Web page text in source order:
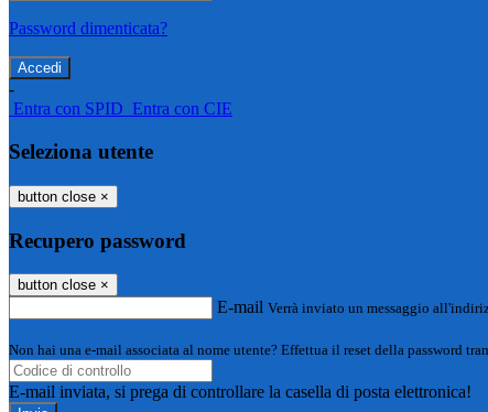
Password dimenticata?
-
Entra con SPID Entra con CIE
Seleziona utente
button close ×
Recupero password
button close ×
E-mail Verrà inviato un messaggio
Non hai una e-mail associata al nome utente? Effettua il reset della password
E-mail inviata, si prega di controllare la casella di posta elettronica!